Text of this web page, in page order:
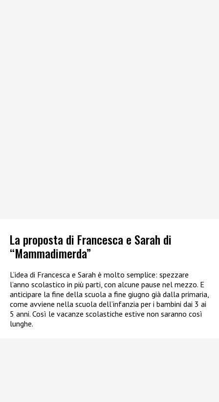
La proposta di Francesca e Sarah di
“Mammadimerda”
L’idea di Francesca e Sarah è molto semplice: spezzare
l’anno scolastico in più parti, con alcune pause nel mezzo. E
anticipare la fine della scuola a fine giugno già dalla primaria,
come avviene nella scuola dell’infanzia per i bambini dai 3 ai
5 anni. Così le vacanze scolastiche estive non saranno così
lunghe.